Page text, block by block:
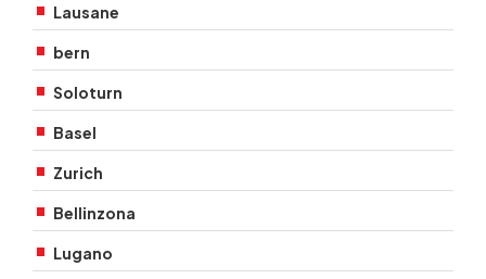
Lausane
bern
Soloturn
Basel
Zurich
Bellinzona
Lugano